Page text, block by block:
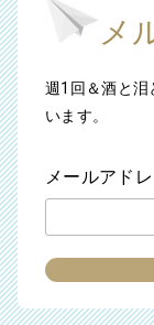
メ
週1回＆酒と泪
います。
メールアド